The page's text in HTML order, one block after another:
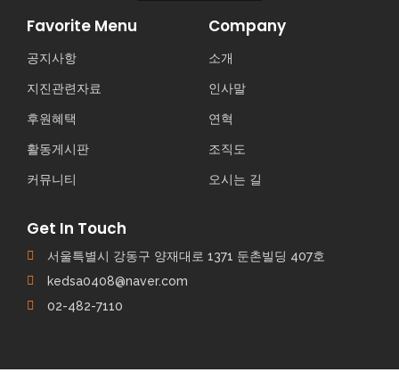
Favorite Menu
공지사항
지진관련자료
후원혜택
활동게시판
커뮤니티
Company
소개
인사말
연혁
조직도
오시는 길
Get In Touch
서울특별시 강동구 양재대로 1371 둔촌빌딩 407호
kedsa0408@naver.com
02-482-7110